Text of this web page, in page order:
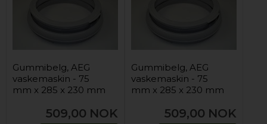
Gummibelg, AEG
vaskemaskin - 75
mm x 285 x 230 mm
509,00 NOK
Gummibelg, AEG
vaskemaskin - 75
mm x 285 x 230 mm
509,00 NOK